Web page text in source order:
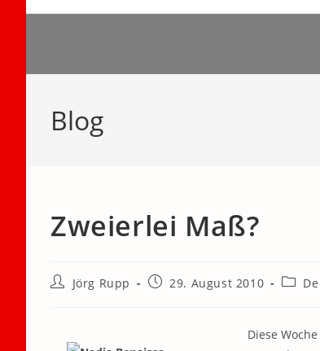
Blog
Zweierlei Maß?
Beitrags-
Jörg Rupp
Beitrag29. August 2010
Diese